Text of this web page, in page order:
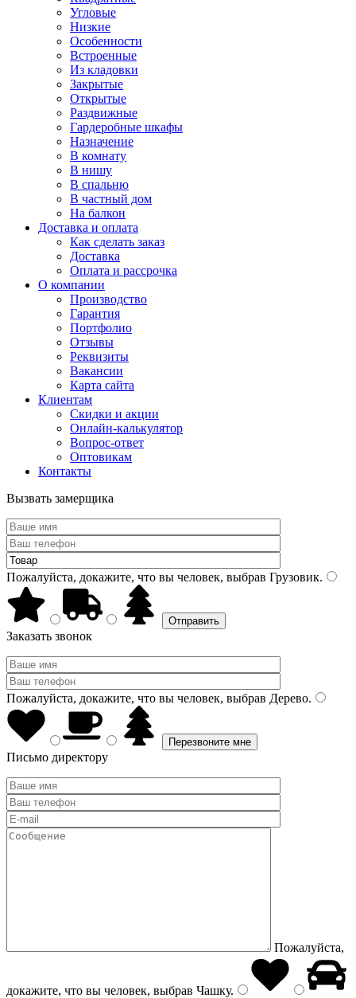
Угловые
Низкие
Особенности
Встроенные
Из кладовки
Закрытые
Открытые
Раздвижные
Гардеробные шкафы
Назначение
В комнату
В нишу
В спальню
В частный дом
На балкон
Доставка и оплата
Как сделать заказ
Доставка
Оплата и рассрочка
О компании
Производство
Гарантия
Портфолио
Отзывы
Реквизиты
Вакансии
Карта сайта
Клиентам
Скидки и акции
Онлайн-калькулятор
Вопрос-ответ
Оптовикам
Контакты
Вызвать замерщика
Пожалуйста, докажите, что вы человек, выбрав Грузовик.
Заказать звонок
Пожалуйста, докажите, что вы человек, выбрав Дерево.
Письмо директору
Пожалуйста,
докажите, что вы человек, выбрав Чашку.